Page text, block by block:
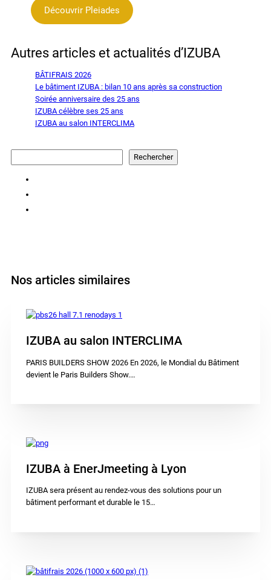
Découvrir Pleiades
Autres articles et actualités d’IZUBA
BÂTIFRAIS 2026
Le bâtiment IZUBA : bilan 10 ans après sa construction
Soirée anniversaire des 25 ans
IZUBA célèbre ses 25 ans
IZUBA au salon INTERCLIMA
Rechercher
Nos articles similaires
IZUBA au salon INTERCLIMA
PARIS BUILDERS SHOW 2026 En 2026, le Mondial du Bâtiment
devient le Paris Builders Show.…
IZUBA à EnerJmeeting à Lyon
IZUBA sera présent au rendez-vous des solutions pour un
bâtiment performant et durable le 15…